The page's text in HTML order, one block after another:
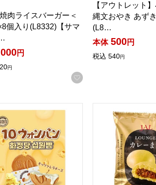
登録する
肉ライスバーガー＜
個入り(L8332)【サマ
円
円
お気に入りに登録する
【アウトレット
縄文おやき あず
(L8…
本体 500円
税込 540円
【サクワ】
10ウォンパン チーズ 120g【＠FROZEN】
JALUX JAL